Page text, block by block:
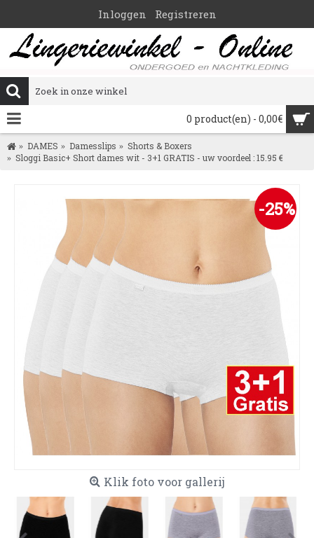
Inloggen Registreren
0 product(en) - 0,00€
DAMES Damesslips
Shorts & Boxers
Sloggi Basic+ Short dames wit - 3+1 GRATIS - uw voordeel : 15.95 €
-25%
Klik foto voor gallerij